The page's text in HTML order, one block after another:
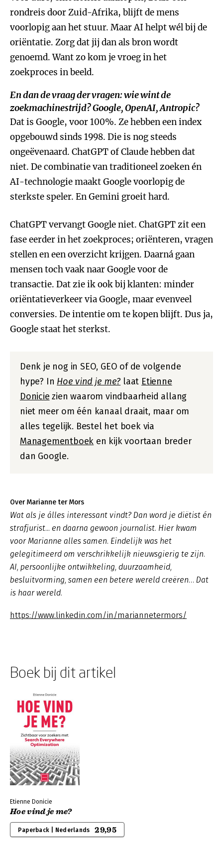
rondreis door Zuid-Afrika, blijft de mens
voorlopig aan het stuur. Maar AI helpt wél bij de
oriëntatie. Zorg dat jij dan als bron wordt
genoemd. Want zo kom je vroeg in het
zoekproces in beeld.
En dan de vraag der vragen: wie wint de
zoekmachinestrijd? Google, OpenAI, Antropic?
Dat is Google, voor 100%. Ze hebben een index
opgebouwd sinds 1998. Die is nog steeds
ongeëvenaard. ChatGPT of Claude hebben dat
niet. De combinatie van traditioneel zoeken én
AI-technologie maakt Google voorlopig de
sterkste speler. En Gemini groeit hard.
ChatGPT vervangt Google niet. ChatGPT zit een
fase eerder in het zoekproces; oriënteren, vragen
stellen en een overzicht krijgen. Daarná gaan
mensen toch vaak naar Google voor de
transactie. Dat zie ik ook bij klanten: minder
oriëntatieverkeer via Google, maar evenveel
conversies. De intentie om te kopen blijft. Dus ja,
Google staat het sterkst.
Denk je nog in SEO, GEO of de volgende
hype? In Hoe vind je me? laat Etienne
Donicie zien waarom vindbaarheid allang
niet meer om één kanaal draait, maar om
alles tegelijk. Bestel het boek via
Managementboek en kijk voortaan breder
dan Google.
Over Marianne ter Mors
Wat als je álles interessant vindt? Dan word je diëtist én
strafjurist... en daarna gewoon journalist. Hier kwam
voor Marianne alles samen. Eindelijk was het
gelegitimeerd om verschrikkelijk nieuwsgierig te zijn.
AI, persoonlijke ontwikkeling, duurzaamheid,
besluitvorming, samen een betere wereld creëren… Dat
is haar wereld.
https://www.linkedin.com/in/mariannetermors/
Boek bij dit artikel
Etienne Donicie
Hoe vind je me?
Paperback | Nederlands 29,95